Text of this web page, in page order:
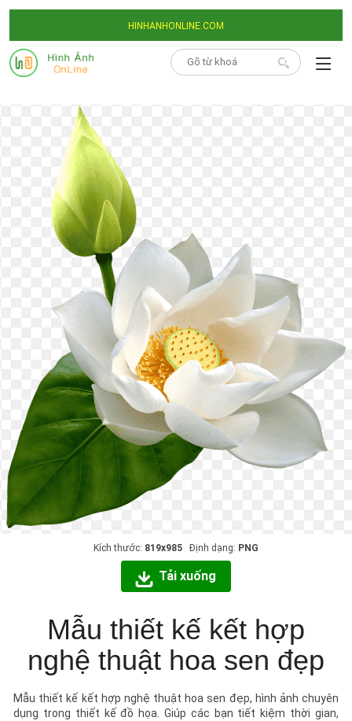
HINHANHONLINE.COM
Kích thước: 819x985 Định dạng: PNG
Tải xuống
Mẫu thiết kế kết hợp
nghệ thuật hoa sen đẹp
Mẫu thiết kế kết hợp nghệ thuật hoa sen đẹp, hình ảnh chuyên
dụng trong thiết kế đồ họa. Giúp các bạn tiết kiệm thời gian,